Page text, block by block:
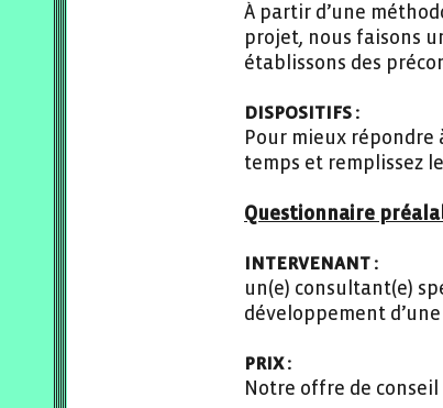
À partir d’une
projet, nous faisons
établissons des
DISPOSITIFS :
Pour mieux répondre
temps et remplissez
Questionnaire
INTERVENANT :
un(e) consultant(e)
développement
PRIX :
Notre offre de